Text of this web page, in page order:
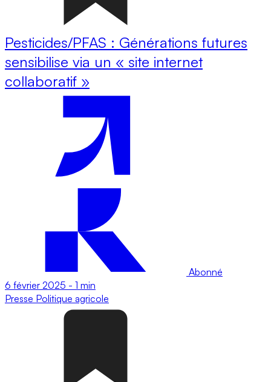
Pesticides/PFAS : Générations futures
sensibilise via un « site internet
collaboratif »
Abonné
6 février 2025 - 1 min
Presse Politique agricole